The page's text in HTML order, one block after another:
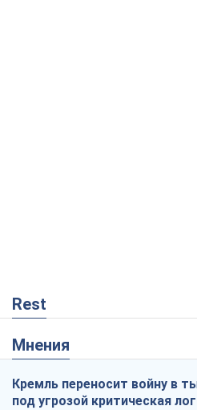
Rest
Мнения
Кремль переносит войну в
под угрозой критическая